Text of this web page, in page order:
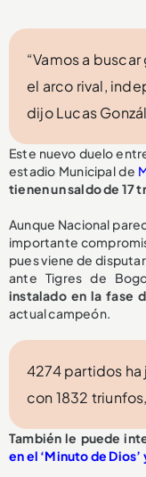
“Vamos a
el arco rival,
dijo Lucas
Este nuevo duelo
estadio Municipal de
tienen un saldo de 17
Aunque Nacional
importante
pues viene de
ante Tigres de
instalado en la fase
actual campeón.
4274 partidos ha
con 1832
También le puede
en el ‘Minuto de Dios’